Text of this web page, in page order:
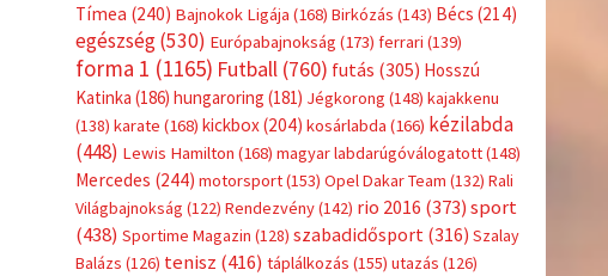
Tímea (240) Bajnokok Ligája (168) Birkózás (143) Bécs (214)
egészség(530) Európabajnokság (173) ferrari (139)
forma 1 (1165) Futball(760) futás (305) Hosszú
Katinka (186) hungaroring (181) Jégkorong (148) kajakkenu
(138) karate (168) kickbox(204) kosárlabda (166) kézilabda
(448) Lewis Hamilton (168) magyar labdarúgóválogatott(148)
Mercedes (244) motorsport(153) Opel Dakar Team (132) Rali
Világbajnokság (122) Rendezvény(142) rio 2016 (373) sport
(438) Sportime Magazin (128) szabadidősport (316) Szalay
Balázs (126) tenisz (416) táplálkozás (155) utazás (126)